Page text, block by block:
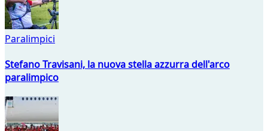
Paralimpici
Stefano Travisani, la nuova stella azzurra dell'arco
paralimpico